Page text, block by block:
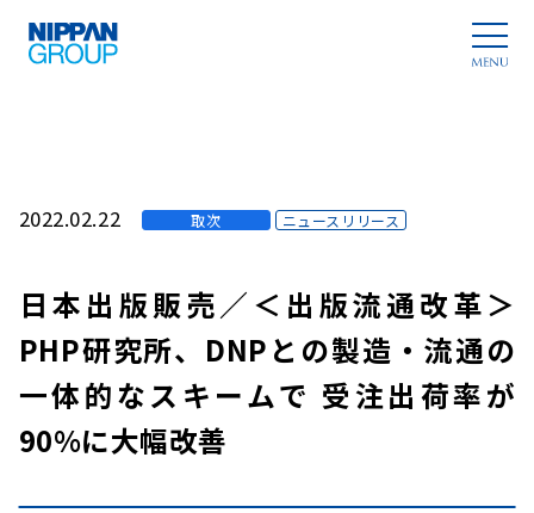
2022.02.22 取次 ニュースリリース
日本出版販売／＜出版流通改革＞
PHP研究所、DNPとの製造・流通の
一体的なスキームで 受注出荷率が
90%に大幅改善